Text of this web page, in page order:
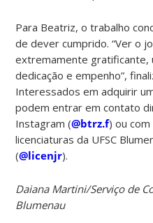
Para Beatriz, o trabalho
de dever cumprido. “Ver o
extremamente gratificante,
dedicação e empenho”,
Interessados em adquirir
podem entrar em contato
Instagram (@btrz.f) ou
licenciaturas da UFSC
(@licenjr).
Daiana Martini/Serviço de
Blumenau